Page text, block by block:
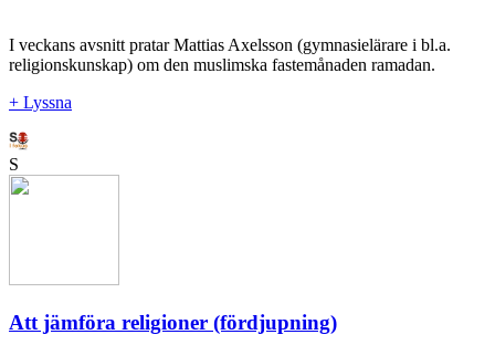
I veckans avsnitt pratar Mattias Axelsson (gymnasielärare i bl.a.
religionskunskap) om den muslimska fastemånaden ramadan.
+ Lyssna
S
Att jämföra religioner (fördjupning)